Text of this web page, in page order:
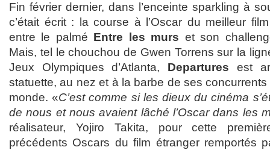
Fin février dernier, dans l’enceinte sparkling à
c’était écrit : la course à l’Oscar du meilleur
entre le palmé Entre les murs et son
Mais, tel le chouchou de Gwen Torrens sur la
Jeux Olympiques d’Atlanta, Departures est
statuette, au nez et à la barbe de ses
monde. «C’est comme si les dieux du cinéma
de nous et nous avaient lâché l’Oscar dans les
réalisateur, Yojiro Takita, pour cette
précédents Oscars du film étranger remportés